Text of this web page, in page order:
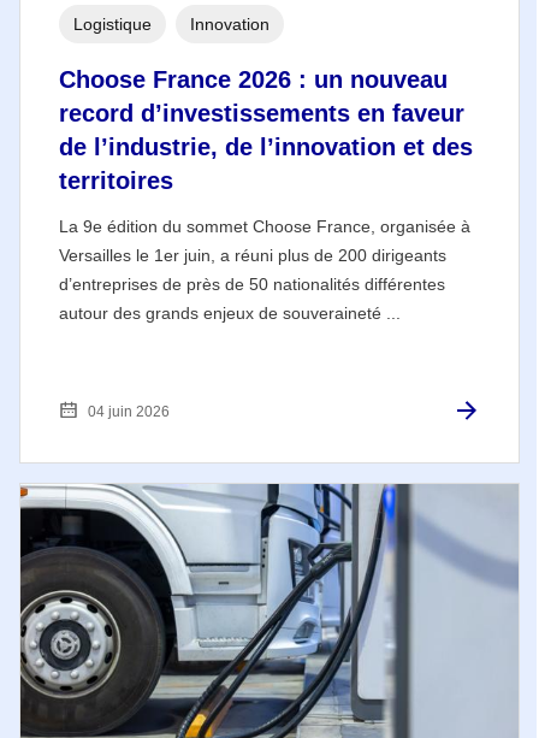
Choose France 2026 : un nouveau
record d’investissements en faveur
de l’industrie, de l’innovation et des
territoires
La 9e édition du sommet Choose France, organisée à
Versailles le 1er juin, a réuni plus de 200 dirigeants
d’entreprises de près de 50 nationalités différentes
autour des grands enjeux de souveraineté ...
Logistique Innovation
04 juin 2026